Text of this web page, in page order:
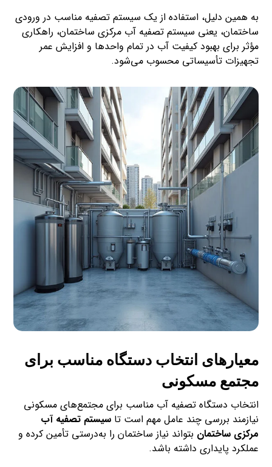
به همین دلیل، استفاده از یک سیستم تصفیه مناسب در ورودی
ساختمان، یعنی سیستم تصفیه آب مرکزی ساختمان، راهکاری
مؤثر برای بهبود کیفیت آب در تمام واحدها و افزایش عمر
تجهیزات تأسیساتی محسوب می‌شود.
معیارهای انتخاب دستگاه مناسب برای
مجتمع مسکونی
انتخاب دستگاه تصفیه آب مناسب برای مجتمع‌های مسکونی
نیازمند بررسی چند عامل مهم است تاسیستم تصفیه آب
مرکزی ساختمان بتواند نیاز ساختمان را به‌درستی تأمین کرده و
عملکرد پایداری داشته باشد.